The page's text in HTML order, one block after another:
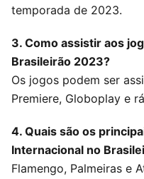
temporada de 2023.
3. Como assistir aos
Brasileirão 2023?
Os jogos podem ser
Premiere, Globoplay e
4. Quais são os
Internacional no
Flamengo, Palmeiras e